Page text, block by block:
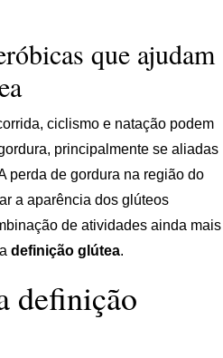
que ajudam
ciclismo e natação podem
principalmente se aliadas
perda de gordura na região do
a aparência dos glúteos
de atividades ainda mais
definição glútea.
definição